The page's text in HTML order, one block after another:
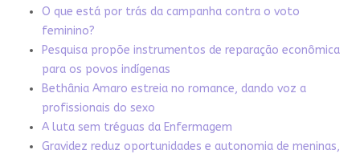
O que está por trás da campanha contra o voto
feminino?
Pesquisa propõe instrumentos de reparação econômica
para os povos indígenas
Bethânia Amaro estreia no romance, dando voz a
profissionais do sexo
A luta sem tréguas da Enfermagem
Gravidez reduz oportunidades e autonomia de meninas,